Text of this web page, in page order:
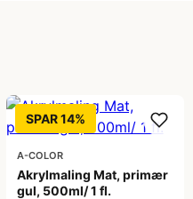
SPAR 14%
A-COLOR
Akrylmaling Mat, primær
gul, 500ml/ 1 fl.